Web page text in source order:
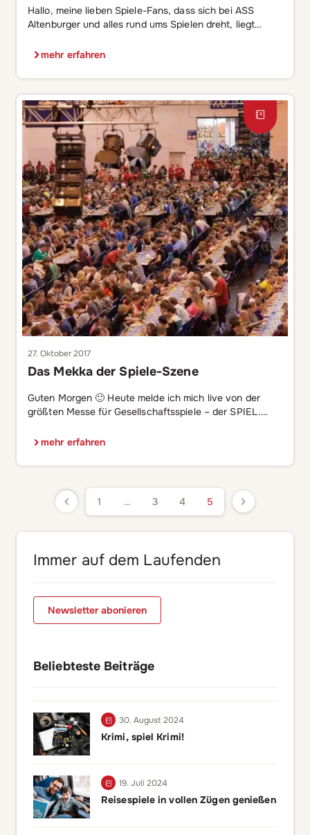
Hallo, meine lieben Spiele-Fans, dass sich bei ASS
Altenburger und alles rund ums Spielen dreht, liegt
? Schließlich wird in jeder Generation gespielt. Klassisch
eigene Art. Ob kleine Kinder mit Bausteinen, Teenies mit
modernster Technik, in […]
mehr erfahren
27. Oktober 2017
Das Mekka der Spiele-Szene
Guten Morgen 🙂 Heute melde ich mich live von der
größten Messe für Gesellschaftsspiele – der SPIEL.
Freunde und Spiele-Enthusiasten nach Essen. Etwa
dass wir von ASS Altenburger auch mit dabei sind und
mehr erfahren
1 … 3 4 5
Immer auf dem Laufenden
Newsletter abonieren
Beliebteste Beiträge
30. August 2024
Krimi, spiel Krimi!
19. Juli 2024
Reisespiele in vollen Zügen genießen